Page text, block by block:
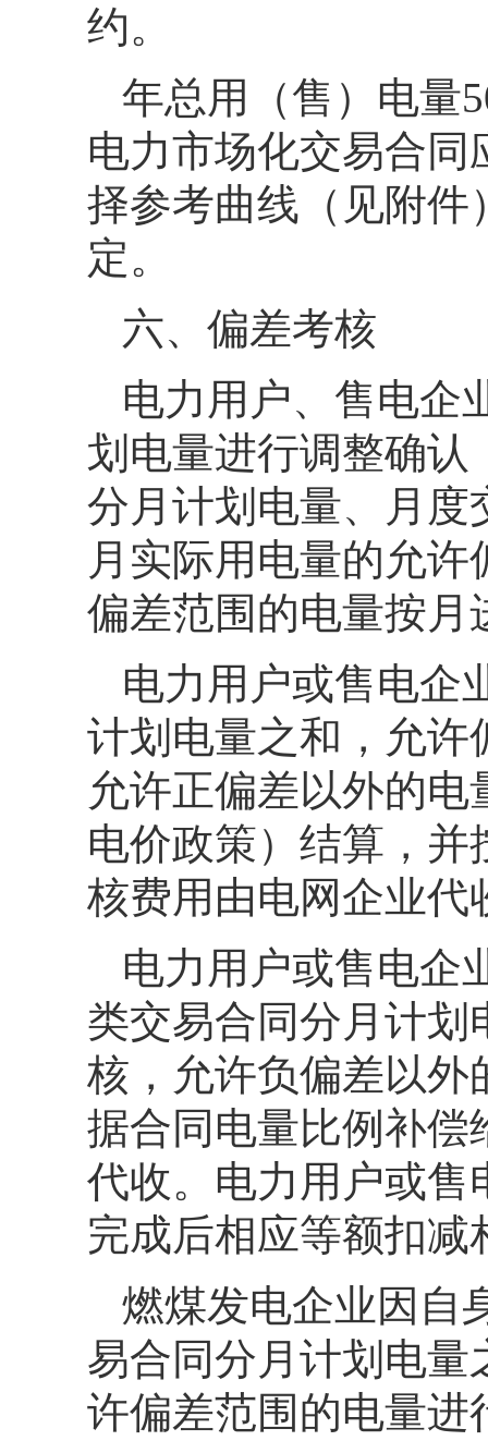
约。
年总用（售）电量
电力市场化交易合
择参考曲线（见附件
定。
六、偏差考核
电力用户、售电企
划电量进行调整确
分月计划电量、月度
月实际用电量的允
偏差范围的电量按月
电力用户或售电企
计划电量之和，允许
允许正偏差以外的
电价政策）结算，
核费用由电网企业代
电力用户或售电企
类交易合同分月计
核，允许负偏差以外
据合同电量比例补偿
代收。电力用户或售
完成后相应等额扣
燃煤发电企业因自
易合同分月计划电量
许偏差范围的电量进